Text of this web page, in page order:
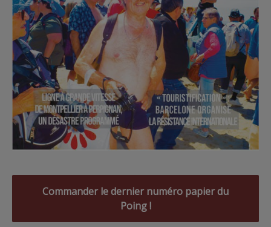
Commander le dernier numéro papier du
Poing !